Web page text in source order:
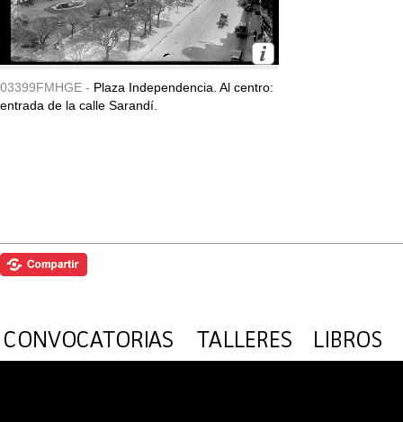
03399FMHGE - Plaza Independencia. Al centro:
entrada de la calle Sarandí.